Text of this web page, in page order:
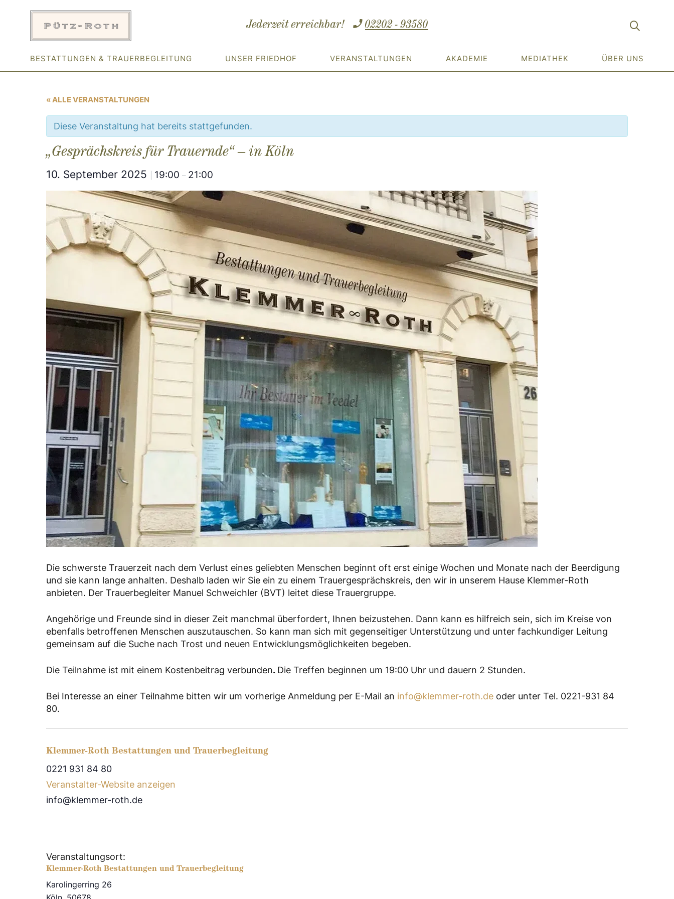
Jederzeit erreichbar! 02202 - 93580
BESTATTUNGEN & TRAUERBEGLEITUNG UNSER FRIEDHOF VERANSTALTUNGEN AKADEMIE MEDIATHEK ÜBER UNS
« ALLE VERANSTALTUNGEN
Diese Veranstaltung hat bereits stattgefunden.
„Gesprächskreis für Trauernde“ – in Köln
10. September 2025 19:00 – 21:00
Die schwerste Trauerzeit nach dem Verlust eines geliebten Menschen beginnt oft erst einige Wochen und Monate nach der Beerdigung
und sie kann lange anhalten. Deshalb laden wir Sie ein zu einem Trauergesprächskreis, den wir in unserem Hause Klemmer-Roth
anbieten. Der Trauerbegleiter Manuel Schweichler (BVT) leitet diese Trauergruppe.
Angehörige und Freunde sind in dieser Zeit manchmal überfordert, Ihnen beizustehen. Dann kann es hilfreich sein, sich im Kreise von
ebenfalls betroffenen Menschen auszutauschen. So kann man sich mit gegenseitiger Unterstützung und unter fachkundiger Leitung
gemeinsam auf die Suche nach Trost und neuen Entwicklungsmöglichkeiten begeben.
Die Teilnahme ist mit einem Kostenbeitrag verbunden. Die Treffen beginnen um 19:00 Uhr und dauern 2 Stunden.
Bei Interesse an einer Teilnahme bitten wir um vorherige Anmeldung per E-Mail an info@klemmer-roth.de oder unter Tel. 0221-931 84
80.
Klemmer-Roth Bestattungen und Trauerbegleitung
0221 931 84 80
Veranstalter-Website anzeigen
info@klemmer-roth.de
Veranstaltungsort:
Klemmer-Roth Bestattungen und Trauerbegleitung
Karolingerring 26